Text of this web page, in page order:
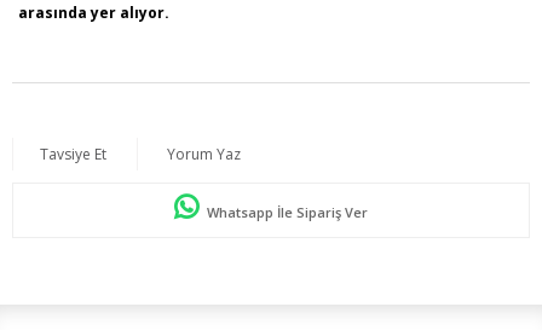
arasında yer alıyor.
Numune Bedeni : 44
Tavsiye Et Yorum Yaz
Whatsapp İle Sipariş Ver